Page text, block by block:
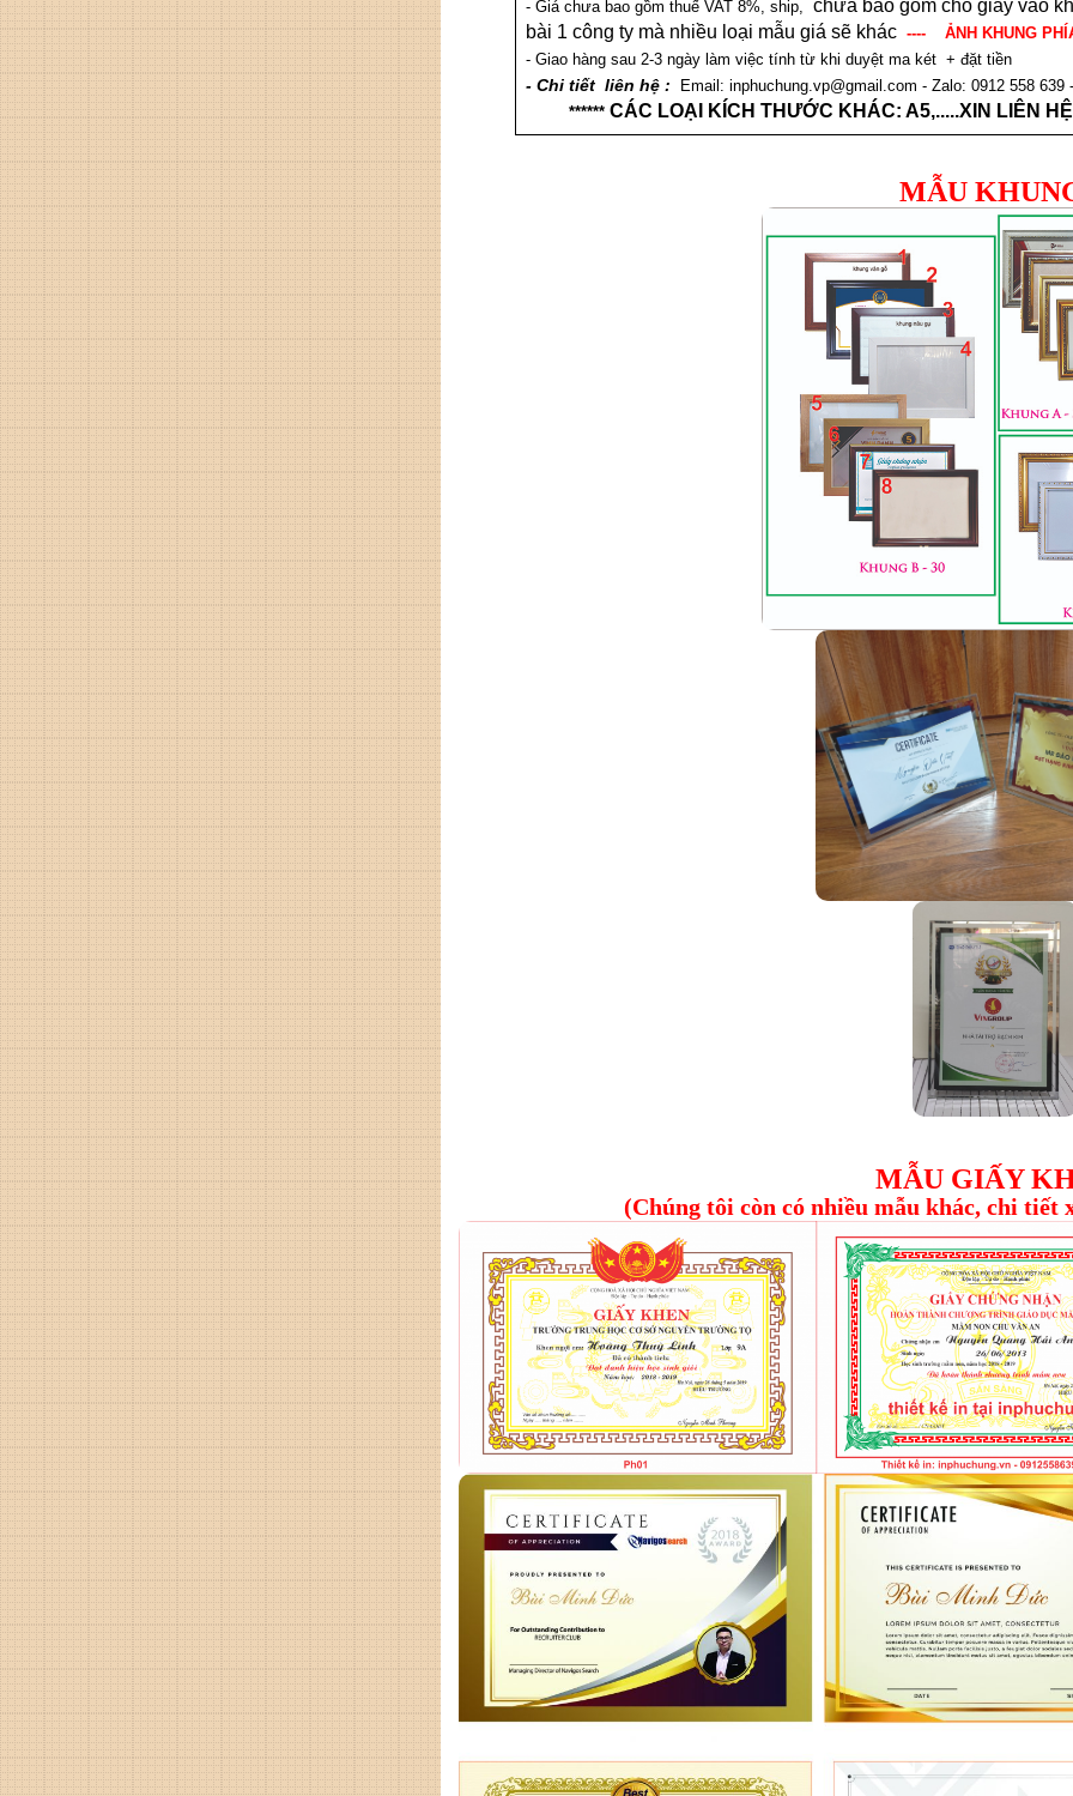
- Giá chưa bao gồm thuế VAT 8%, ship,chưa bao gồm cho giấy vào
bài 1 công ty mà nhiều loại mẫu giá sẽ khác---- ẢNH KHUNG
- Giao hàng sau 2-3 ngày làm việc tính từ khi duyệt ma két + đặt tiền
- Chi tiết liên hệ : Email: inphuchung.vp@gmail.com - Zalo: 0912 558 639
****** CÁC LOẠI KÍCH THƯỚC KHÁC: A5,.....XIN LIÊN
MẪU
MẪU GIẤY
(Chúng tôi còn có nhiều mẫu khác, chi tiết